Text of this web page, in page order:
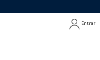
Entrar